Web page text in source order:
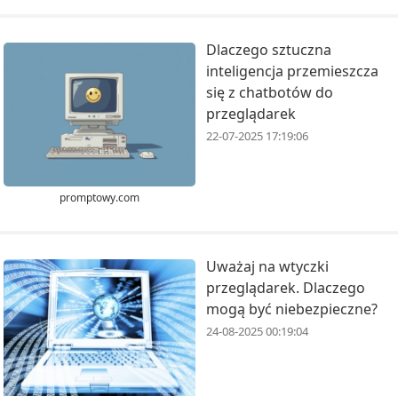
promptowy.com
Dlaczego sztuczna
inteligencja przemieszcza
się z chatbotów do
przeglądarek
22-07-2025 17:19:06
Uważaj na wtyczki
przeglądarek. Dlaczego
mogą być niebezpieczne?
24-08-2025 00:19:04